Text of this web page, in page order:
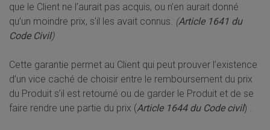
que le Client ne l’aurait pas acquis, ou n’en aurait donné
qu’un moindre prix, s'il les avait connus. (Article 1641 du
Code Civil)
Cette garantie permet au Client qui peut prouver l’existence
d’un vice caché de choisir entre le remboursement du prix
du Produit s’il est retourné ou de garder le Produit et de se
faire rendre une partie du prix (Article 1644 du Code civil) .